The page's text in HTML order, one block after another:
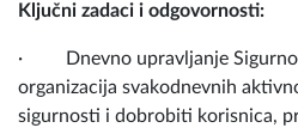
Ključni zadaci i odgovornosti:
· Dnevno upravljanje
organizacija svakodnevnih
sigurnosti i dobrobiti korisnica,